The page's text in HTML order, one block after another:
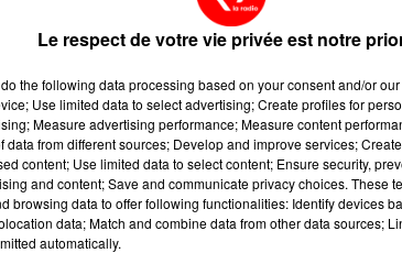
de 22 millions de personnes qui
001 Français représentatif de la
2017 au 3 janvier 2018.
Le respect de votre vie privée est notre
do the following data processing based on your consent and/or
Use limited data to select advertising; Create profiles for
Measure advertising performance; Measure content
data from different sources; Develop and improve services;
content; Use limited data to select content; Ensure security,
and content; Save and communicate privacy choices. These
browsing data to offer following functionalities: Identify devices
data; Match and combine data from other data sources;
automatically.